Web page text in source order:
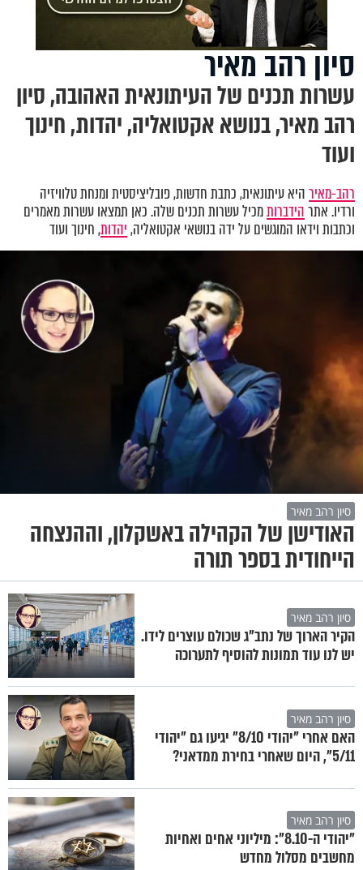
סיון רהב מאיר
עשרות תכנים של העיתונאית האהובה, סיון
רהב מאיר, בנושא אקטואליה, יהדות, חינוך
ועוד
רהב-מאירהיא עיתונאית, כתבת חדשות, פובליציסטית ומנחת טלוויזיה
ורדיו. אתרהידברותמכיל עשרות תכנים שלה. כאן תמצאו עשרות מאמרים
וכתבות וידאו המוגשים על ידה בנושאי אקטואליה,יהדות, חינוך ועוד
סיון רהב מאיר
האודישן של הקהילה באשקלון, וההנצחה
הייחודית בספר תורה
סיון רהב מאיר
הקיר הארוך של נתב"ג שכולם עוצרים לידו.
יש לנו עוד תמונות להוסיף לתערוכה
סיון רהב מאיר
האם אחרי "יהודי 8/10" יגיעו גם "יהודי
5/11", היום שאחרי בחירת ממדאני?
סיון רהב מאיר
"יהודי ה-8.10": מיליוני אחים ואחיות
מחשבים מסלול מחדש